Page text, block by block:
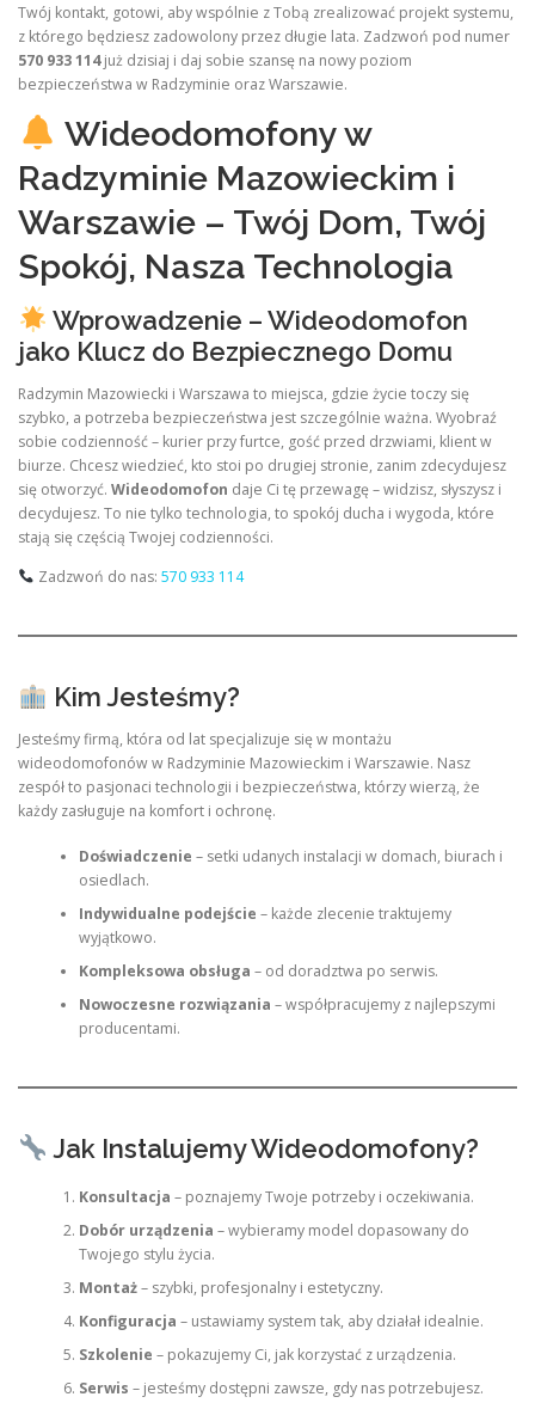
Twój kontakt, gotowi, aby wspólnie z Tobą zrealizować projekt systemu,
z którego będziesz zadowolony przez długie lata. Zadzwoń pod numer
570 933 114już dzisiaj i daj sobie szansę na nowy poziom
bezpieczeństwa w Radzyminie oraz Warszawie.
Wideodomofony w
Radzyminie Mazowieckim i
Warszawie – Twój Dom, Twój
Spokój, Nasza Technologia
Wprowadzenie – Wideodomofon
jako Klucz do Bezpiecznego Domu
Radzymin Mazowiecki i Warszawa to miejsca, gdzie życie toczy się
szybko, a potrzeba bezpieczeństwa jest szczególnie ważna. Wyobraź
sobie codzienność – kurier przy furtce, gość przed drzwiami, klient w
biurze. Chcesz wiedzieć, kto stoi po drugiej stronie, zanim zdecydujesz
się otworzyć. Wideodomofon daje Ci tę przewagę – widzisz, słyszysz i
decydujesz. To nie tylko technologia, to spokój ducha i wygoda, które
stają się częścią Twojej codzienności.
Zadzwoń do nas: 570 933 114
Kim Jesteśmy?
Jesteśmy firmą, która od lat specjalizuje się w montażu
wideodomofonów w Radzyminie Mazowieckim i Warszawie. Nasz
zespół to pasjonaci technologii i bezpieczeństwa, którzy wierzą, że
każdy zasługuje na komfort i ochronę.
Doświadczenie – setki udanych instalacji w domach, biurach i
osiedlach.
Indywidualne podejście – każde zlecenie traktujemy
wyjątkowo.
Kompleksowa obsługa – od doradztwa po serwis.
Nowoczesne rozwiązania – współpracujemy z najlepszymi
producentami.
Jak Instalujemy Wideodomofony?
Konsultacja – poznajemy Twoje potrzeby i oczekiwania.
Dobór urządzenia – wybieramy model dopasowany do
Twojego stylu życia.
Montaż– szybki, profesjonalny i estetyczny.
Konfiguracja – ustawiamy system tak, aby działał idealnie.
Szkolenie – pokazujemy Ci, jak korzystać z urządzenia.
Serwis – jesteśmy dostępni zawsze, gdy nas potrzebujesz.